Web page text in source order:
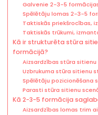
Galvenie 2-3-5
Spēlētāju lomas 2-3-5
Taktiskās priekšrocības,
Taktiskās trūkumi,
Kā ir strukturēta stūra
formācijā?
Aizsardzības stūra
Uzbrukuma stūra sitienu
Spēlētāju pozicionēšana
Parasti stūra sitienu
Kā 2-3-5 formācija
Aizsardzības lomas trim